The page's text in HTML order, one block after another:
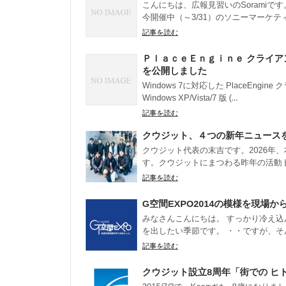
こんにちは、広報見習いのSoramiで
今開催中（～3/31）のソニーマーケテ
記事を読む
ＰｌａｃｅＥｎｇｉｎｅ クライ
を公開しました
Windows 7に対応した PlaceEngine ク
Windows XP/Vista/7 版 (...
記事を読む
クウジット、４つの新年ニュース
クウジット代表の末吉です。2026年
す。クウジットにまつわる昨年の活動
記事を読む
G空間EXPO2014の模様を現場か
みなさんこんにちは。 すっかり冷え
を出したい季節です。 ・・ですが、
記事を読む
クウジット設立8周年「街での ヒ